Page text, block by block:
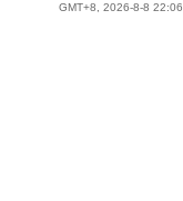
GMT+8, 2026-8-8 22:06